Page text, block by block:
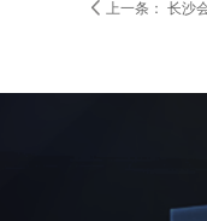
 上一条： 长沙